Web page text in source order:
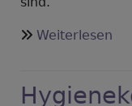
Weiterlesen
Juli